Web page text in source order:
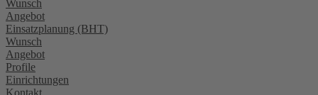
Wunsch
Angebot
Einsatzplanung (BHT)
Wunsch
Angebot
Profile
Einrichtungen
Kontakt